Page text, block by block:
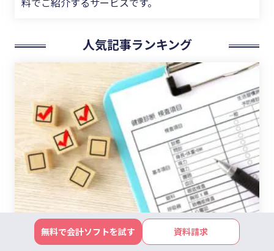
人気記事ランキング
【2026年4月開始】協会けんぽの新たな健診制度と実務ポ
無料で会計ソフトを試す 資料請求